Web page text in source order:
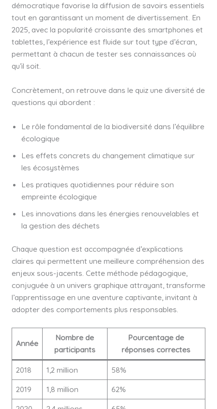
démocratique favorise la diffusion de savoirs essentiels
tout en garantissant un moment de divertissement. En
2025, avec la popularité croissante des smartphones et
tablettes, l’expérience est fluide sur tout type d’écran,
permettant à chacun de tester ses connaissances où
qu’il soit.
Concrètement, on retrouve dans le quiz une diversité de
questions qui abordent :
Le rôle fondamental de la biodiversité dans l’équilibre
écologique
Les effets concrets du changement climatique sur
les écosystèmes
Les pratiques quotidiennes pour réduire son
empreinte écologique
Les innovations dans les énergies renouvelables et
la gestion des déchets
Chaque question est accompagnée d’explications
claires qui permettent une meilleure compréhension des
enjeux sous-jacents. Cette méthode pédagogique,
conjuguée à un univers graphique attrayant, transforme
l’apprentissage en une aventure captivante, invitant à
adopter des comportements plus responsables.
Année
Nombre de
participants
Pourcentage de
réponses correctes
2018 1,2 million
58%
2019
1,8 million
62%